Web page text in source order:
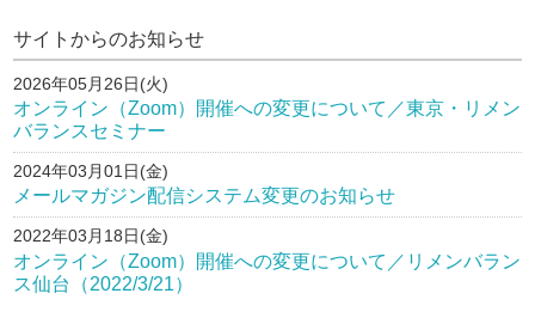
サイトからのお知らせ
2026年05月26日(火)
オンライン（Zoom）開催への変更について／東京・リメン
バランスセミナー
2024年03月01日(金)
メールマガジン配信システム変更のお知らせ
2022年03月18日(金)
オンライン（Zoom）開催への変更について／リメンバラン
ス仙台（2022/3/21）